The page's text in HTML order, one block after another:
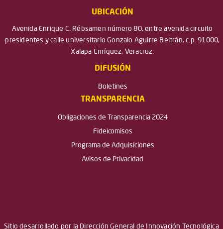
UBICACIÓN
Avenida Enrique C. Rébsamen número 80, entre avenida circuito
presidentes y calle universitario Gonzalo Aguirre Beltrán, c.p. 91000,
Xalapa Enríquez, Veracruz.
DIFUSIÓN
Boletines
TRANSPARENCIA
Obligaciones de Transparencia 2024
Fideicomisos
Programa de Adquisiciones
Avisos de Privacidad
Sitio desarrollado por la Dirección General de Innovación Tecnológica